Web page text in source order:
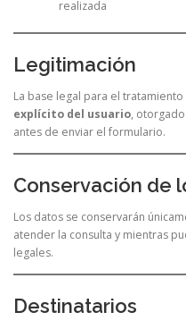
realizada
Legitimación
La base legal para el
explícito del usuario,
antes de enviar el formulario.
Conservación de
Los datos se conservarán
atender la consulta y mientras
legales.
Destinatarios